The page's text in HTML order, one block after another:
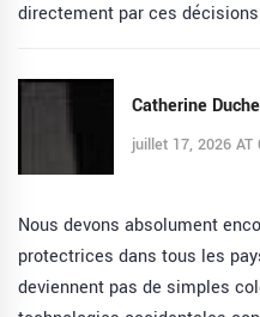
directement par ces
Catherine
juillet 17, 2026 AT
Nous devons absolument
protectrices dans tous les
deviennent pas de simples